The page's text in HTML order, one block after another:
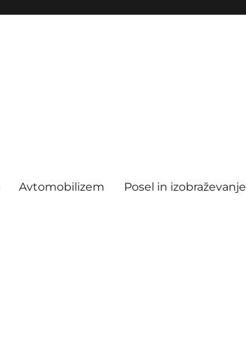
Avtomobilizem Posel in izobraževanje